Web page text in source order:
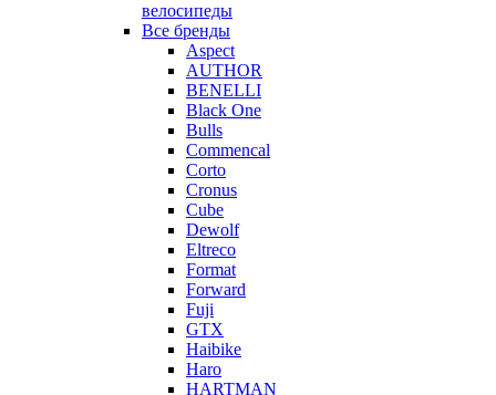
велосипеды
Все бренды
Aspect
AUTHOR
BENELLI
Black One
Bulls
Commencal
Corto
Cronus
Cube
Dewolf
Eltreco
Format
Forward
Fuji
GTX
Haibike
Haro
HARTMAN